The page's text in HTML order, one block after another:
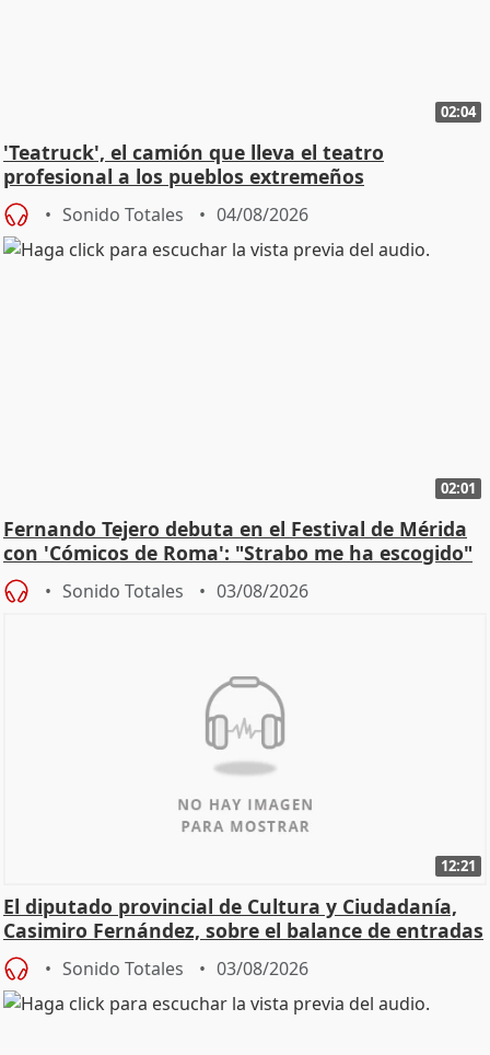
02:04
'Teatruck', el camión que lleva el teatro
profesional a los pueblos extremeños
Sonido Totales 04/08/2026
02:01
Fernando Tejero debuta en el Festival de Mérida
con 'Cómicos de Roma': "Strabo me ha escogido"
Sonido Totales 03/08/2026
12:21
El diputado provincial de Cultura y Ciudadanía,
Casimiro Fernández, sobre el balance de entradas
Sonido Totales 03/08/2026